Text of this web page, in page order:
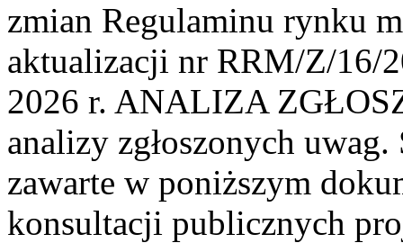
zmian Regulaminu rynku
aktualizacji nr RRM/Z/16/
2026 r. ANALIZA
analizy zgłoszonych
zawarte w poniższym
konsultacji publicznych